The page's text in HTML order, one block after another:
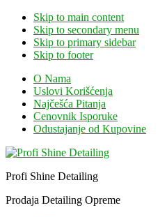
Skip to main content
Skip to secondary menu
Skip to primary sidebar
Skip to footer
O Nama
Uslovi Korišćenja
Najčešća Pitanja
Cenovnik Isporuke
Odustajanje od Kupovine
Profi Shine Detailing
Prodaja Detailing Opreme